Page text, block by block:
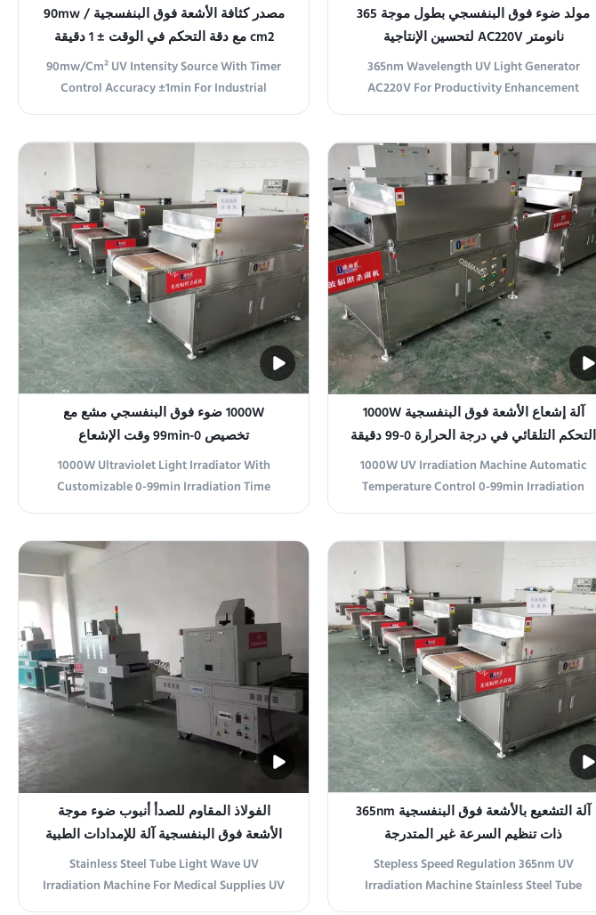
مولد ضوء فوق البنفسجي بطول موجة 365
نانومتر AC220V لتحسين الإنتاجية
365nm Wavelength UV Light Generator
AC220V For Productivity Enhancement
Product Overview Our UV Irradiation
lamp device constructed from high-quality
stainless steel. With 1000W power output, it
features precise timer control mode for
manual or automatic ...
مصدر كثافة الأشعة فوق البنفسجية 90mw /
cm2 مع دقة التحكم في الوقت ± 1 دقيقة
للصناعية
90mw/Cm² UV Intensity Source With Timer
Control Accuracy ±1min For Industrial
Product Overview This advanced ultraviolet
instrument for various industrial and
laboratory applications. Featuring
temperature control modes that can be
switched between manual and ...
آلة إشعاع الأشعة فوق البنفسجية 1000W
التحكم التلقائي في درجة الحرارة 0-99 دقيقة
وقت الإشعاع
1000W UV Irradiation Machine Automatic
Temperature Control 0-99min Irradiation
Time Product Overview The UV Irradiation
designed for UV radiation instrumentation.
Constructed from durable stainless steel
with dimensions of 120×80×50cm, this
instrument ...
1000W ضوء فوق البنفسجي مشع مع
تخصيص 0-99min وقت الإشعاع
1000W Ultraviolet Light Irradiator With
Customizable 0-99min Irradiation Time
Product Overview The UV Irradiation
device designed to provide precise and
efficient UV illumination for various
applications. With advanced technology and
user-friendly design, ...
آلة التشعيع بالأشعة فوق البنفسجية 365nm
ذات تنظيم السرعة غير المتدرجة
Stepless Speed Regulation 365nm UV
Irradiation Machine Stainless Steel Tube
Light Wave UV Irradiation Machine Designed
الفولاذ المقاوم للصدأ أنبوب ضوء موجة
الأشعة فوق البنفسجية آلة للإمدادات الطبية
Stainless Steel Tube Light Wave UV
Irradiation Machine For Medical Supplies UV
Irradiation Machine Stainless Steel Tube